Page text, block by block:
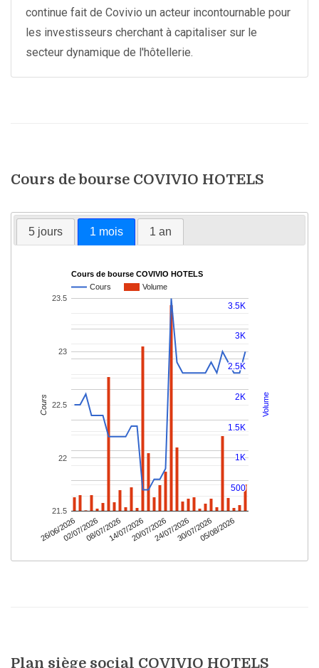
continue fait de Covivio un acteur incontournable pour
les investisseurs cherchant à capitaliser sur le
secteur dynamique de l'hôtellerie.
Cours de bourse COVIVIO HOTELS
5 jours 1 mois 1 an
Plan siège social COVIVIO HOTELS